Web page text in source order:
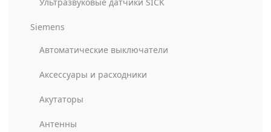
Siemens
Автоматические выключатели
Аксессуары и расходники
Акутаторы
Антенны